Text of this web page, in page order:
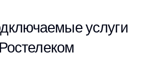
услуги
Ростелеком